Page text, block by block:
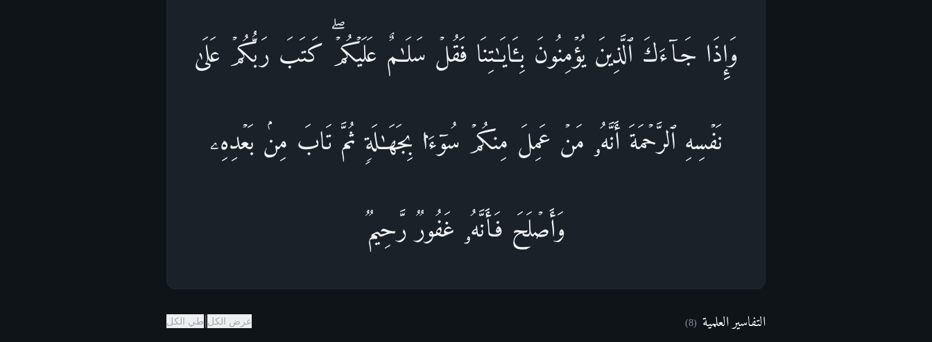
وَإِذَا جَاۤءَكَ ٱلَّذِینَ یُؤۡمِنُونَ بِـَٔایَـٰتِنَا فَقُلۡ سَلَـٰمٌ عَلَیۡكُمۡۖ كَتَبَ رَبُّكُمۡ عَلَىٰ
نَفۡسِهِ ٱلرَّحۡمَةَ أَنَّهُۥ مَنۡ عَمِلَ مِنكُمۡ سُوۤءَۢا بِجَهَـٰلَةࣲ ثُمَّ تَابَ مِنۢ بَعۡدِهِۦ
وَأَصۡلَحَ فَأَنَّهُۥ غَفُورࣱ رَّحِیمࣱ
التفاسير العلمية (
8
) عرض الكل طي الكل